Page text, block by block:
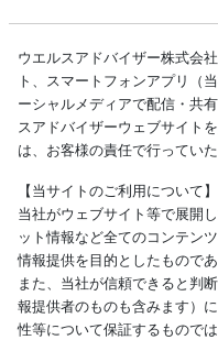
ウエルスアドバイザー株式会
ト、スマートフォンアプリ（
ーシャルメディアで配信・共
スアドバイザーウェブサイト
は、お客様の責任で行ってい
【当サイトのご利用について】
当社がウェブサイト等で展開
ット情報など全てのコンテン
情報提供を目的としたもので
また、当社が信頼できると判
報提供者のものも含みます）
性等について保証するもので